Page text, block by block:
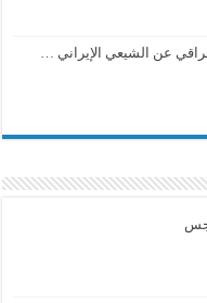
عن الشيعي الإيراني …